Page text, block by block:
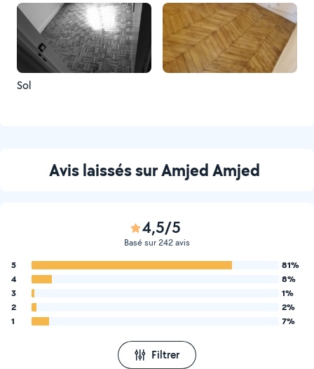
Sol
Avis laissés sur Amjed Amjed
4,5/5
Basé sur 242 avis
5
81%
4
8%
3
1%
2
2%
1
7%
Filtrer